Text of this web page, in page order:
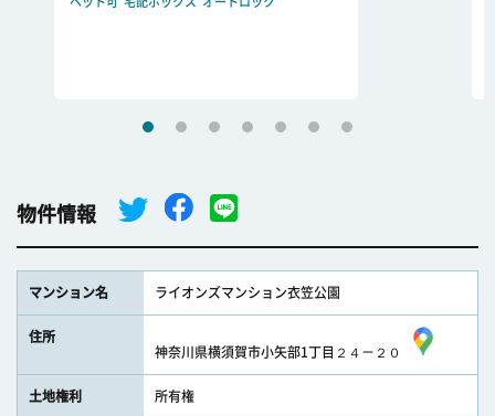
物件情報
マンション名 ライオンズマンション衣笠公園
住所
神奈川県横須賀市小矢部1丁目２４－２０
土地権利 所有権